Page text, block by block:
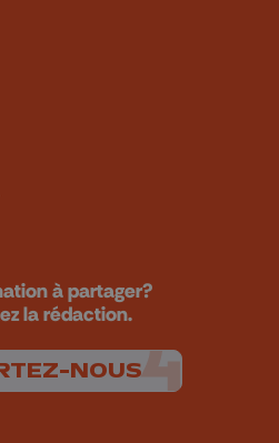
à partager?
la rédaction.
NOUS